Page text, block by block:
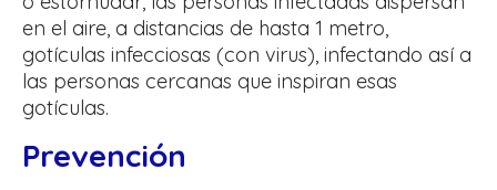
en el aire, a distancias de hasta 1 metro,
gotículas infecciosas (con virus), infectando así a
las personas cercanas que inspiran esas
gotículas.
Prevención